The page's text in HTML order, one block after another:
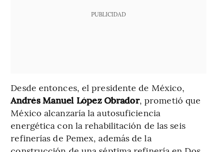
PUBLICIDAD
Desde entonces, el presidente de México,
Andrés Manuel López Obrador, prometió que
México alcanzaría la autosuficiencia
energética con la rehabilitación de las seis
refinerías de Pemex, además de la